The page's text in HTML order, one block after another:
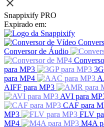
Snappixify PRO
Expirado em:
Conversor de Áudio
para MP3
para MP4
AIFF para MP3
AVI para
CAF para
MP3
FLV
MP4
M4A